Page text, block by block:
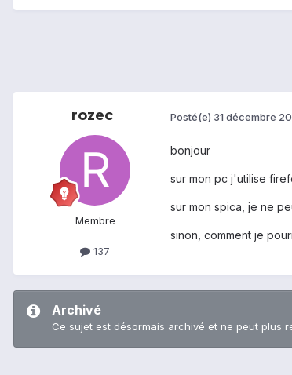
rozec
Membre
137
Posté(e) 31 décembre
bonjour
sur mon pc j'utilise
sur mon spica, je ne
sinon, comment je
Archivé
Ce sujet est désormais archivé et ne peut plus